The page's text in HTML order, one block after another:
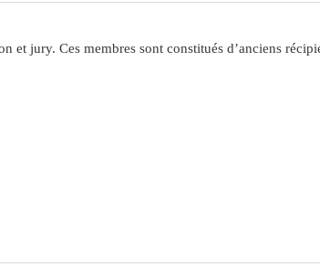
et jury. Ces membres sont constitués d’anciens